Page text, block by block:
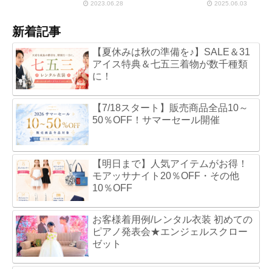
2023.06.28 2025.06.03
新着記事
【夏休みは秋の準備を♪】SALE＆31
アイス特典＆七五三着物が数千種類
に！
【7/18スタート】販売商品全品10～
50％OFF！サマーセール開催
【明日まで】人気アイテムがお得！
モアッサナイト20％OFF・その他
10％OFF
お客様着用例/レンタル衣装 初めての
ピアノ発表会★エンジェルスクロー
ゼット